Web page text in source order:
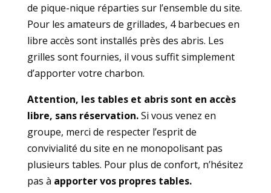
de pique-nique réparties sur l’ensemble du site.
Pour les amateurs de grillades, 4 barbecues en
libre accès sont installés près des abris. Les
grilles sont fournies, il vous suffit simplement
d’apporter votre charbon.
Attention, les tables et abris sont en accès
libre, sans réservation.Si vous venez en
groupe, merci de respecter l’esprit de
convivialité du site en ne monopolisant pas
plusieurs tables. Pour plus de confort, n’hésitez
pas à apporter vos propres tables.